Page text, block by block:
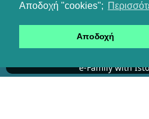
Αποδοχή "cookies";
Αποδοχή
Επικοινωνία Όροι χρήσης
Είσοδος
e-Family with